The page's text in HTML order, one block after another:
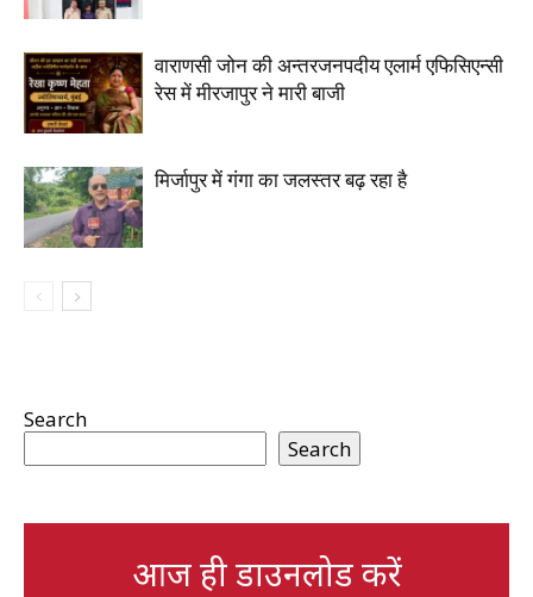
वाराणसी जोन की अन्तरजनपदीय एलार्म एफिसिएन्सी
रेस में मीरजापुर ने मारी बाजी
मिर्जापुर में गंगा का जलस्तर बढ़ रहा है
Search
Search
आज ही डाउनलोड करें